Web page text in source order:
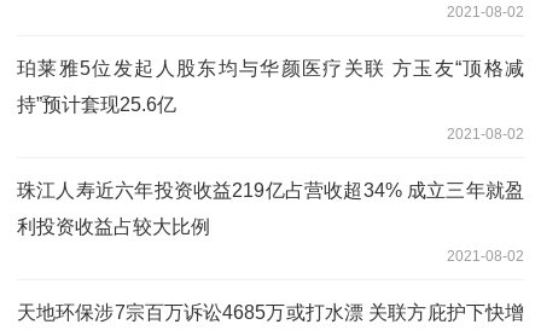
2021-08-02
珀莱雅5位发起人股东均与华颜医疗关联 方玉友“顶格减
持”预计套现25.6亿
2021-08-02
珠江人寿近六年投资收益219亿占营收超34% 成立三年就盈
利投资收益占较大比例
2021-08-02
天地环保涉7宗百万诉讼4685万或打水漂 关联方庇护下快增